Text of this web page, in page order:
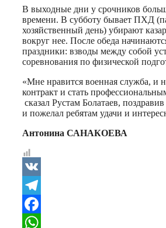
В выходные дни у срочников
времени. В субботу бывает ПХД
хозяйственный день) убирают
вокруг нее. После обеда
праздники: взводы между собой
соревнования по физической
«Мне нравится военная служба, и
контракт и стать
сказал Рустам Болатаев,
и пожелал ребятам удачи и
Антонина САНАКОЕВА
VK
Telegram
Facebook